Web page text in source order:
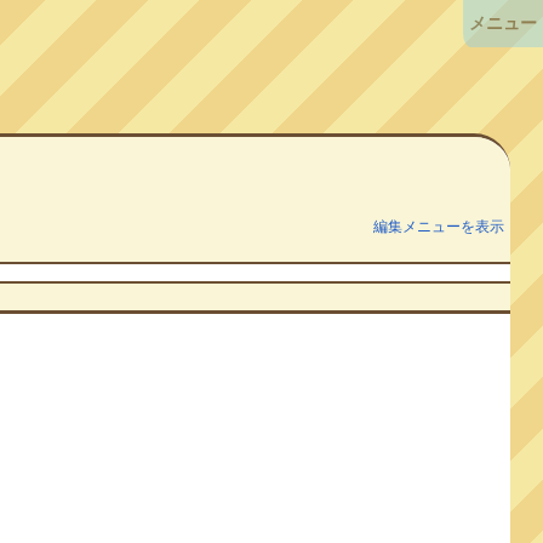
編集メニューを表示
メニュー